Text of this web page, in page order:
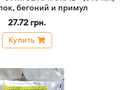
бегоний и примул
27.72 грн.
Купить